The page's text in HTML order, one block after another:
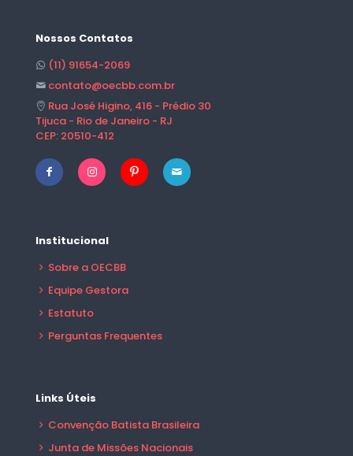
Nossos Contatos
(11) 91654-2069
contato@oecbb.com.br
Rua José Higino, 416 - Prédio 30
Tijuca - Rio de Janeiro - RJ
CEP: 20510-412
Institucional
Sobre a OECBB
Equipe Gestora
Estatuto
Perguntas Frequentes
Links Úteis
Convenção Batista Brasileira
Junta de Missões Nacionais